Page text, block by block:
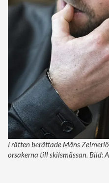
I rätten berättade Måns
orsakerna till skilsmässan. Bild: